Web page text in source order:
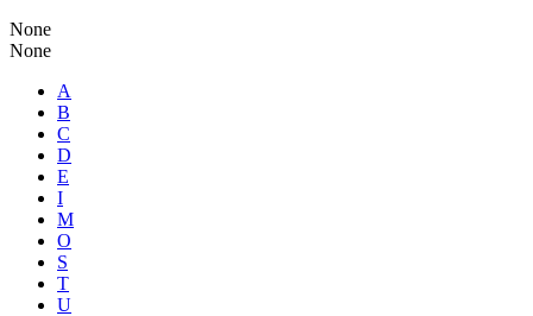
None
None
A
B
C
D
E
I
M
O
S
T
U